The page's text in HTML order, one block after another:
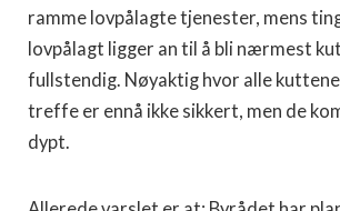
ramme lovpålagte tjenester, mens
lovpålagt ligger an til å bli nærmest
fullstendig. Nøyaktig hvor alle
treffe er ennå ikke sikkert, men de
dypt.